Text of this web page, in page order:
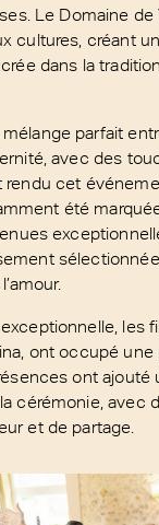
Le Domaine de
cultures, créant
dans la
parfait
avec des
cet
été
les
ont occupé
ont ajouté
cérémonie, avec
et de partage.